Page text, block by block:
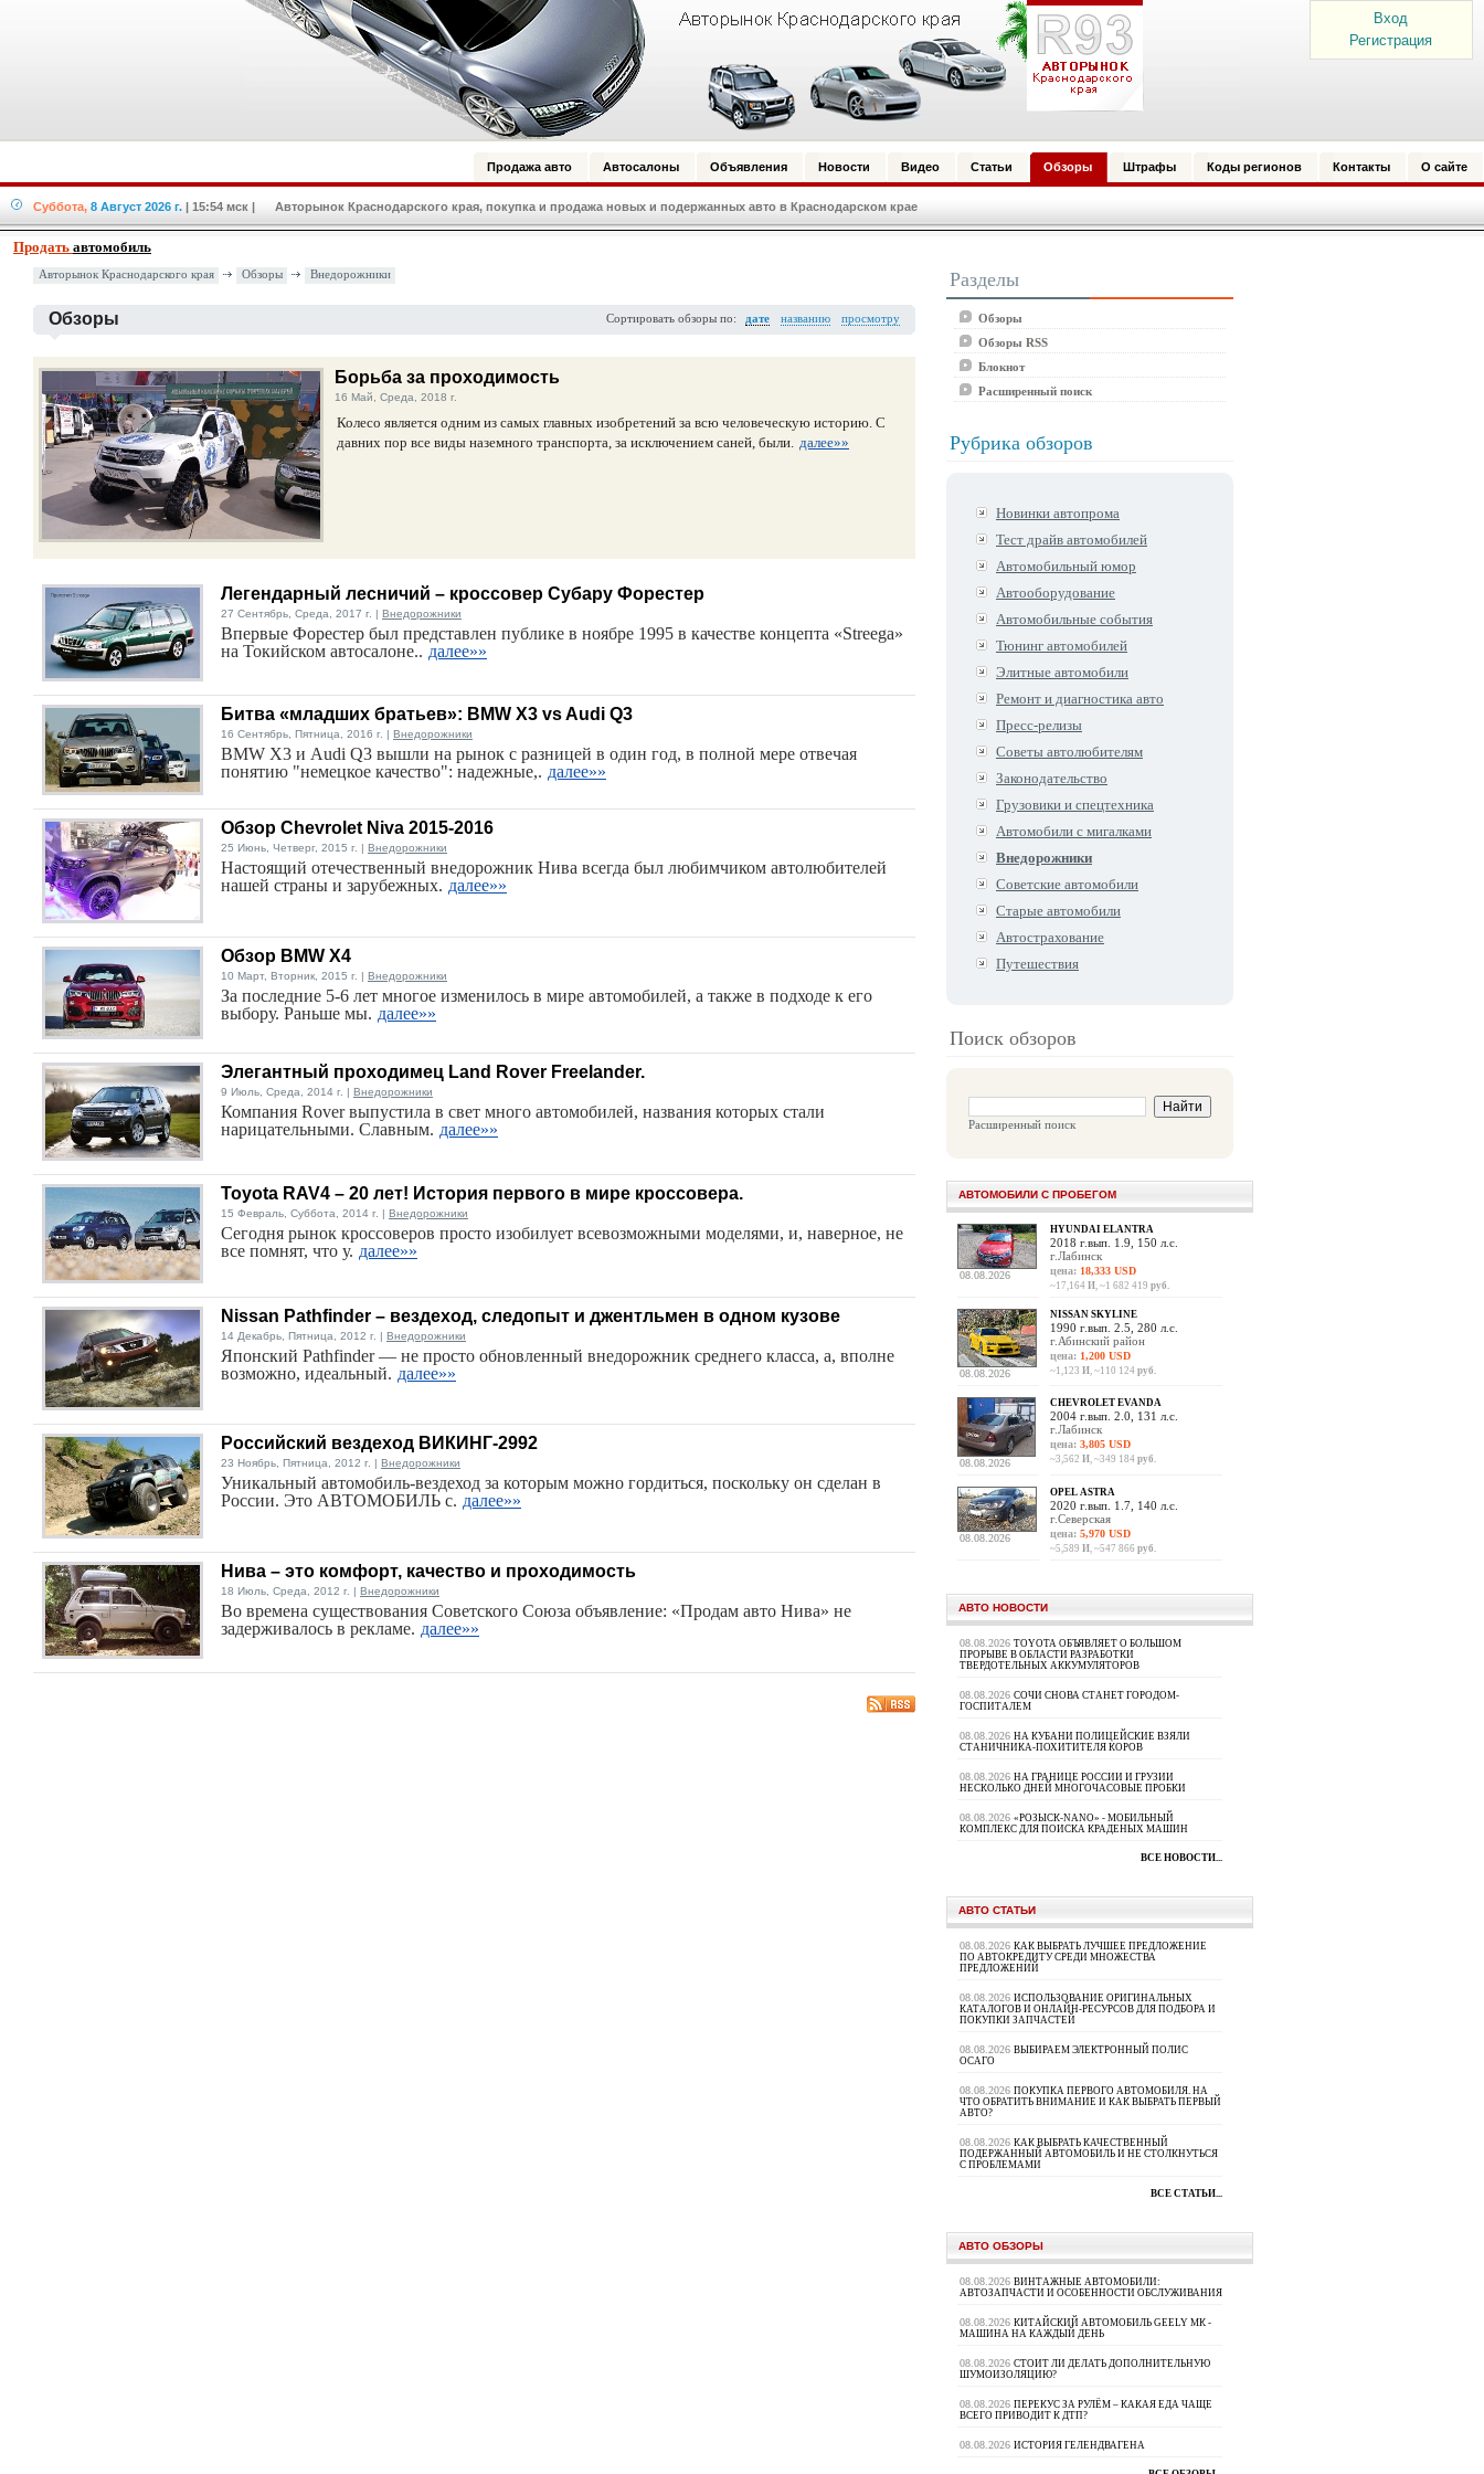
Вход
Регистрация
Продажа авто Автосалоны Объявления Новости Видео Статьи Обзоры Штрафы Коды регионов Контакты О сайте
Суббота, 8 Август 2026 г. | 15:54 мск | Авторынок Краснодарского края, покупка и продажа новых и подержанных авто в Краснодарском крае
Продать автомобиль
Авторынок Краснодарского края Обзоры Внедорожники
Обзоры Сортировать обзоры по: дате названию просмотру
Борьба за проходимость
16 Май, Среда, 2018 г.
Колесо является одним из самых главных изобретений за всю человеческую историю. С
давних пор все виды наземного транспорта, за исключением саней, были. далее»»
Легендарный лесничий – кроссовер Субару Форестер
27 Сентябрь, Среда, 2017 г. | Внедорожники
Впервые Форестер был представлен публике в ноябре 1995 в качестве концепта «Streega»
на Токийском автосалоне.. далее»»
Битва «младших братьев»: BMW X3 vs Audi Q3
16 Сентябрь, Пятница, 2016 г. | Внедорожники
BMW X3 и Audi Q3 вышли на рынок с разницей в один год, в полной мере отвечая
понятию "немецкое качество": надежные,. далее»»
Обзор Chevrolet Niva 2015-2016
25 Июнь, Четверг, 2015 г. | Внедорожники
Настоящий отечественный внедорожник Нива всегда был любимчиком автолюбителей
нашей страны и зарубежных. далее»»
Обзор BMW X4
10 Март, Вторник, 2015 г. | Внедорожники
За последние 5-6 лет многое изменилось в мире автомобилей, а также в подходе к его
выбору. Раньше мы. далее»»
Элегантный проходимец Land Rover Freelander.
9 Июль, Среда, 2014 г. | Внедорожники
Компания Rover выпустила в свет много автомобилей, названия которых стали
нарицательными. Славным. далее»»
Toyota RAV4 – 20 лет! История первого в мире кроссовера.
15 Февраль, Суббота, 2014 г. | Внедорожники
Сегодня рынок кроссоверов просто изобилует всевозможными моделями, и, наверное, не
все помнят, что у. далее»»
Nissan Pathfinder – вездеход, следопыт и джентльмен в одном кузове
14 Декабрь, Пятница, 2012 г. | Внедорожники
Японский Pathfinder — не просто обновленный внедорожник среднего класса, а, вполне
возможно, идеальный. далее»»
Российский вездеход ВИКИНГ-2992
23 Ноябрь, Пятница, 2012 г. | Внедорожники
Уникальный автомобиль-вездеход за которым можно гордиться, поскольку он сделан в
России. Это АВТОМОБИЛЬ с. далее»»
Нива – это комфорт, качество и проходимость
18 Июль, Среда, 2012 г. | Внедорожники
Во времена существования Советского Союза объявление: «Продам авто Нива» не
задерживалось в рекламе. далее»»
Разделы
Обзоры
Обзоры RSS
Блокнот
Расширенный поиск
Рубрика обзоров
Новинки автопрома
Тест драйв автомобилей
Автомобильный юмор
Автооборудование
Автомобильные события
Тюнинг автомобилей
Элитные автомобили
Ремонт и диагностика авто
Пресс-релизы
Советы автолюбителям
Законодательство
Грузовики и спецтехника
Автомобили с мигалками
Внедорожники
Советские автомобили
Старые автомобили
Автострахование
Путешествия
Поиск обзоров
Расширенный поиск
АВТОМОБИЛИ С ПРОБЕГОМ
08.08.2026
HYUNDAI ELANTRA
2018 г.вып. 1.9, 150 л.с.
г.Лабинск
цена: 18,333 USD
~17,164 И, ~1 682 419 руб.
08.08.2026
NISSAN SKYLINE
1990 г.вып. 2.5, 280 л.с.
г.Абинский район
цена: 1,200 USD
~1,123 И, ~110 124 руб.
08.08.2026
CHEVROLET EVANDA
2004 г.вып. 2.0, 131 л.с.
г.Лабинск
цена: 3,805 USD
~3,562 И, ~349 184 руб.
08.08.2026
OPEL ASTRA
2020 г.вып. 1.7, 140 л.с.
г.Северская
цена: 5,970 USD
~5,589 И, ~547 866 руб.
АВТО НОВОСТИ
08.08.2026 TOYOTA ОБЪЯВЛЯЕТ О БОЛЬШОМ
ПРОРЫВЕ В ОБЛАСТИ РАЗРАБОТКИ
ТВЕРДОТЕЛЬНЫХ АККУМУЛЯТОРОВ
08.08.2026 СОЧИ СНОВА СТАНЕТ ГОРОДОМ-
ГОСПИТАЛЕМ
08.08.2026 НА КУБАНИ ПОЛИЦЕЙСКИЕ ВЗЯЛИ
СТАНИЧНИКА-ПОХИТИТЕЛЯ КОРОВ
08.08.2026 НА ГРАНИЦЕ РОССИИ И ГРУЗИИ
НЕСКОЛЬКО ДНЕЙ МНОГОЧАСОВЫЕ ПРОБКИ
08.08.2026 «РОЗЫСК-NANO» - МОБИЛЬНЫЙ
КОМПЛЕКС ДЛЯ ПОИСКА КРАДЕНЫХ МАШИН
ВСЕ НОВОСТИ...
АВТО СТАТЬИ
08.08.2026 КАК ВЫБРАТЬ ЛУЧШЕЕ ПРЕДЛОЖЕНИЕ
ПО АВТОКРЕДИТУ СРЕДИ МНОЖЕСТВА
ПРЕДЛОЖЕНИЙ
08.08.2026 ИСПОЛЬЗОВАНИЕ ОРИГИНАЛЬНЫХ
КАТАЛОГОВ И ОНЛАЙН-РЕСУРСОВ ДЛЯ ПОДБОРА И
ПОКУПКИ ЗАПЧАСТЕЙ
08.08.2026 ВЫБИРАЕМ ЭЛЕКТРОННЫЙ ПОЛИС
ОСАГО
08.08.2026 ПОКУПКА ПЕРВОГО АВТОМОБИЛЯ. НА
ЧТО ОБРАТИТЬ ВНИМАНИЕ И КАК ВЫБРАТЬ ПЕРВЫЙ
АВТО?
08.08.2026 КАК ВЫБРАТЬ КАЧЕСТВЕННЫЙ
ПОДЕРЖАННЫЙ АВТОМОБИЛЬ И НЕ СТОЛКНУТЬСЯ
С ПРОБЛЕМАМИ
ВСЕ СТАТЬИ...
АВТО ОБЗОРЫ
08.08.2026 ВИНТАЖНЫЕ АВТОМОБИЛИ:
АВТОЗАПЧАСТИ И ОСОБЕННОСТИ ОБСЛУЖИВАНИЯ
08.08.2026 КИТАЙСКИЙ АВТОМОБИЛЬ GEELY МК -
МАШИНА НА КАЖДЫЙ ДЕНЬ
08.08.2026 СТОИТ ЛИ ДЕЛАТЬ ДОПОЛНИТЕЛЬНУЮ
ШУМОИЗОЛЯЦИЮ?
08.08.2026 ПЕРЕКУС ЗА РУЛЁМ – КАКАЯ ЕДА ЧАЩЕ
ВСЕГО ПРИВОДИТ К ДТП?
08.08.2026 ИСТОРИЯ ГЕЛЕНДВАГЕНА